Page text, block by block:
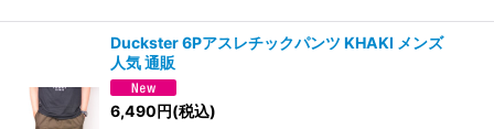
Duckster 6Pアスレチックパンツ KHAKI メンズ
人気 通販
6,490円(税込)